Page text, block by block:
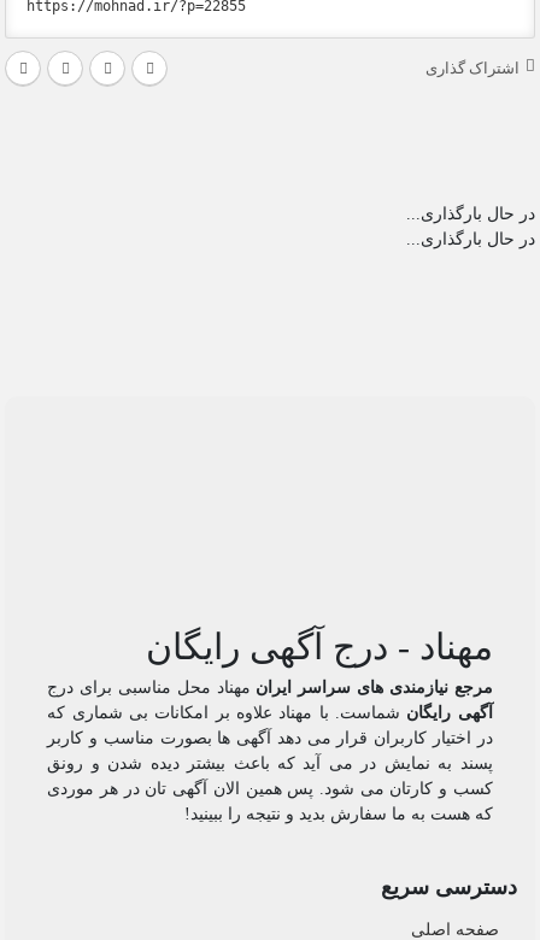
اشتراک گذاری
در حال بارگذاری...
در حال بارگذاری...
مهناد - درج آگهی رایگان
مرجع نیازمندی های سراسر ایران مهناد محل مناسبی برای درج
آگهی رایگان شماست. با مهناد علاوه بر امکانات بی شماری که
در اختیار کاربران قرار می دهد آگهی ها بصورت مناسب و کاربر
پسند به نمایش در می آید که باعث بیشتر دیده شدن و رونق
کسب و کارتان می شود. پس همین الان آگهی تان در هر موردی
که هست به ما سفارش بدید و نتیجه را ببینید!
دسترسی سریع
صفحه اصلی